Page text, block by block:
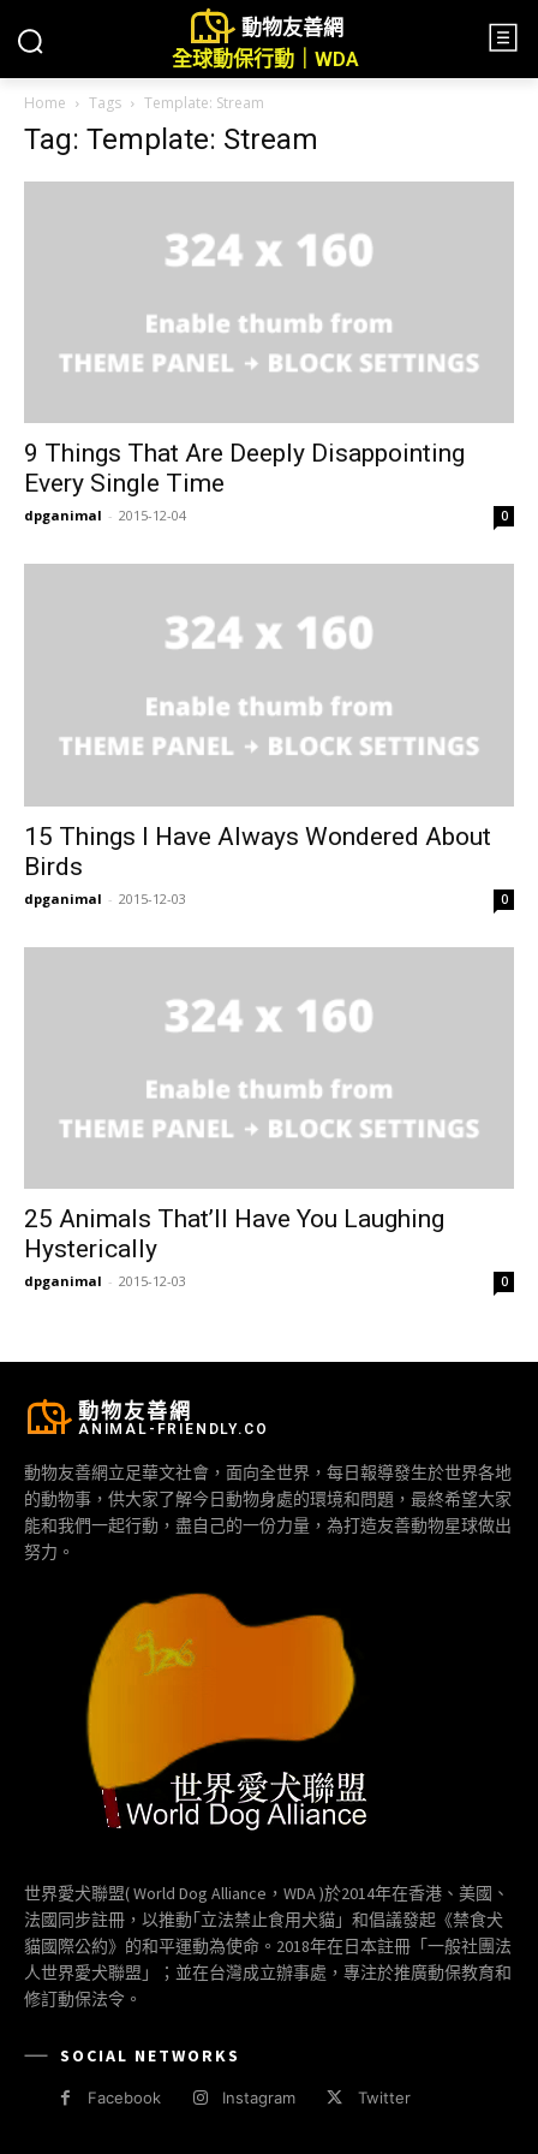
動物友善網
全球動保行動｜WDA
Home Tags Template: Stream
Tag: Template: Stream
9 Things That Are Deeply Disappointing
Every Single Time
dpganimal - 2015-12-04 0
15 Things I Have Always Wondered About
Birds
dpganimal - 2015-12-03 0
25 Animals That’ll Have You Laughing
Hysterically
dpganimal - 2015-12-03 0
動物友善網
ANIMAL-FRIENDLY.CO
動物友善網立足華文社會，面向全世界，每日報導發生於世界各地
的動物事，供大家了解今日動物身處的環境和問題，最終希望大家
能和我們一起行動，盡自己的一份力量，為打造友善動物星球做出
努力。
世界愛犬聯盟( World Dog Alliance，WDA )於2014年在香港、美國、
法國同步註冊，以推動｢立法禁止食用犬貓」和倡議發起《禁食犬
貓國際公約》的和平運動為使命。2018年在日本註冊「一般社團法
人世界愛犬聯盟」；並在台灣成立辦事處，專注於推廣動保教育和
修訂動保法令。
SOCIAL NETWORKS
Facebook Instagram Twitter